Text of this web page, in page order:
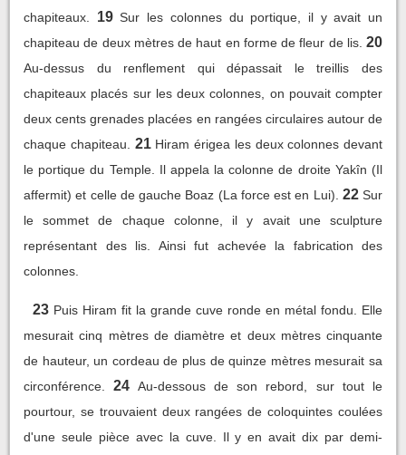
chapiteaux.
19 Sur les colonnes du portique, il y avait un
chapiteau de deux mètres de haut en forme de fleur de lis. 20
Au-dessus du renflement qui dépassait le treillis des
chapiteaux placés sur les deux colonnes, on pouvait compter
deux cents grenades placées en rangées circulaires autour de
chaque chapiteau.
21 Hiram érigea les deux colonnes devant
le portique du Temple. Il appela la colonne de droite Yakîn (Il
affermit) et celle de gauche Boaz (La force est en Lui). 22 Sur
le sommet de chaque colonne, il y avait une sculpture
représentant des lis. Ainsi fut achevée la fabrication des
colonnes.
23 Puis Hiram fit la grande cuve ronde en métal fondu. Elle
mesurait cinq mètres de diamètre et deux mètres cinquante
de hauteur, un cordeau de plus de quinze mètres mesurait sa
circonférence.
24 Au-dessous de son rebord, sur tout le
pourtour, se trouvaient deux rangées de coloquintes coulées
d'une seule pièce avec la cuve. Il y en avait dix par demi-